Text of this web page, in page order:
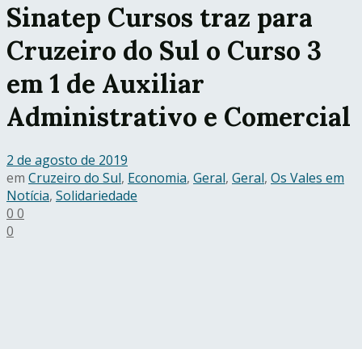
Sinatep Cursos traz para
Cruzeiro do Sul o Curso 3
em 1 de Auxiliar
Administrativo e Comercial
2 de agosto de 2019
em Cruzeiro do Sul, Economia, Geral, Geral, Os Vales em
Notícia, Solidariedade
0 0
0